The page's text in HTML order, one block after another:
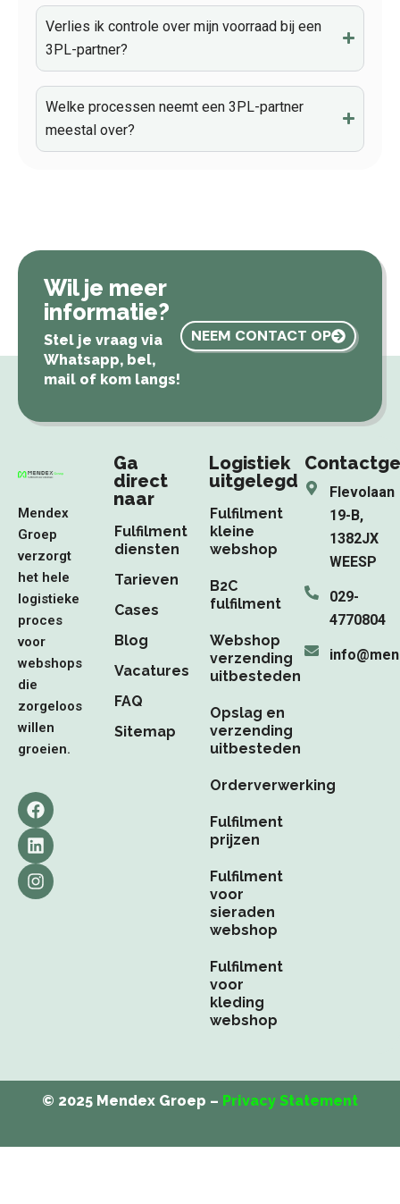
Verlies ik controle over mijn voorraad bij een
3PL-partner?
Welke processen neemt een 3PL-partner
meestal over?
Wil je meer
informatie?
Stel je vraag via
Whatsapp, bel,
mail of kom langs!
NEEM CONTACT OP
Mendex
Groep
verzorgt
het hele
logistieke
proces
voor
webshops
die
zorgeloos
willen
groeien.
F
a
c
e
b
o
L
i
n
k
e
d
I
n
s
t
a
g
Ga
direct
naar
Fulfilment
diensten
Tarieven
Cases
Blog
Vacatures
FAQ
Sitemap
Logistiek
uitgelegd
Fulfilment
kleine
webshop
B2C
fulfilment
Webshop
verzending
uitbesteden
Opslag en
verzending
uitbesteden
Orderverwerking
Fulfilment
prijzen
Fulfilment
voor
sieraden
webshop
Fulfilment
voor
kleding
webshop
Flevolaan
19-B,
1382JX
WEESP
029-
4770804
© 2025 Mendex Groep – Privacy Statement